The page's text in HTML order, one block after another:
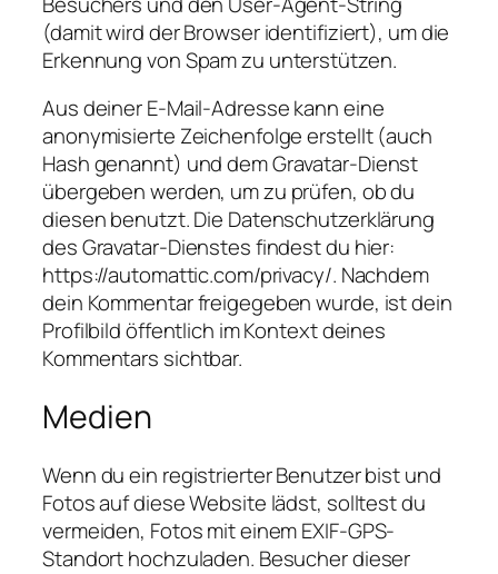
(damit wird der Browser identifiziert), um die
Erkennung von Spam zu unterstützen.
Aus deiner E-Mail-Adresse kann eine
anonymisierte Zeichenfolge erstellt (auch
Hash genannt) und dem Gravatar-Dienst
übergeben werden, um zu prüfen, ob du
diesen benutzt. Die Datenschutzerklärung
des Gravatar-Dienstes findest du hier:
https://automattic.com/privacy/. Nachdem
dein Kommentar freigegeben wurde, ist dein
Profilbild öffentlich im Kontext deines
Kommentars sichtbar.
Medien
Wenn du ein registrierter Benutzer bist und
Fotos auf diese Website lädst, solltest du
vermeiden, Fotos mit einem EXIF-GPS-
Standort hochzuladen. Besucher dieser